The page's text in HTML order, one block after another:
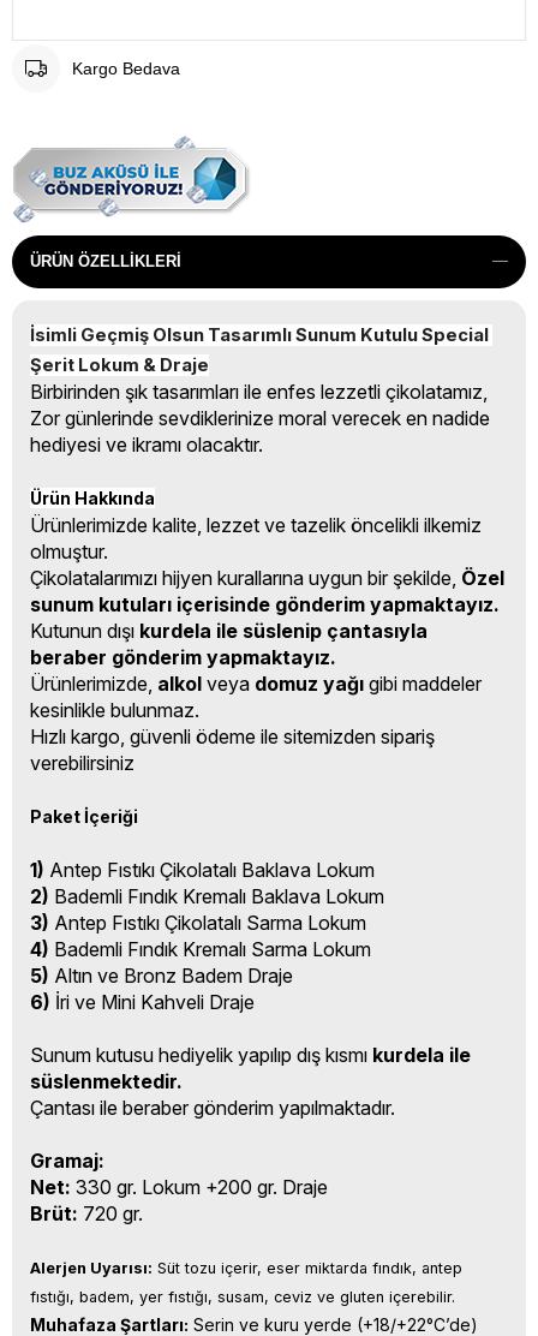
Kargo Bedava
ÜRÜN ÖZELLIKLERI
İsimli Geçmiş Olsun Tasarımlı Sunum Kutulu Special
Şerit Lokum & Draje
Birbirinden şık tasarımları ile enfes lezzetli çikolatamız,
Zor günlerinde sevdiklerinize moral verecek en nadide
hediyesi ve ikramı olacaktır.
Ürün Hakkında
Ürünlerimizde kalite, lezzet ve tazelik öncelikli ilkemiz
olmuştur.
Çikolatalarımızı hijyen kurallarına uygun bir şekilde, Özel
sunum kutuları içerisinde gönderim yapmaktayız.
Kutunun dışı kurdela ile süslenip çantasıyla
beraber gönderim yapmaktayız.
Ürünlerimizde, alkol veya domuz yağı gibi maddeler
kesinlikle bulunmaz.
Hızlı kargo, güvenli ödeme ile sitemizden sipariş
verebilirsiniz
Paket İçeriği
1) Antep Fıstıkı Çikolatalı Baklava Lokum
2) Bademli Fındık Kremalı Baklava Lokum
3) Antep Fıstıkı Çikolatalı Sarma Lokum
4) Bademli Fındık Kremalı Sarma Lokum
5) Altın ve Bronz Badem Draje
6) İri ve Mini Kahveli Draje
Sunum kutusu hediyelik yapılıp dış kısmı kurdela ile
süslenmektedir.
Çantası ile beraber gönderim yapılmaktadır.
Gramaj:
Net: 330 gr. Lokum +200 gr. Draje
Brüt: 720 gr.
Alerjen Uyarısı: Süt tozu içerir, eser miktarda fındık, antep
fıstığı, badem, yer fıstığı, susam, ceviz ve gluten içerebilir.
Muhafaza Şartları: Serin ve kuru yerde (+18/+22°C’de)